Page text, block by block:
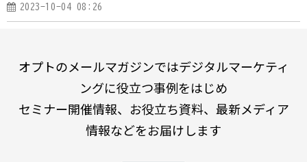
2023-10-04 08:26
オプトのメールマガジンではデジタルマーケティ
ングに役立つ事例をはじめ
セミナー開催情報、お役立ち資料、最新メディア
情報などをお届けします